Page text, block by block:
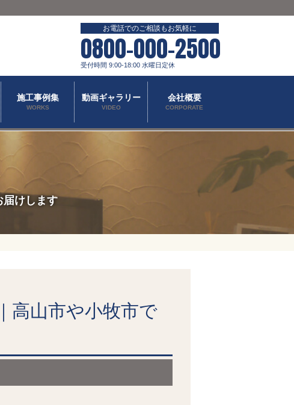
お電話でのご相談もお気軽に
0800-000-2500
受付時間 9:00-18:00 水曜日定休
施工事例集
WORKS
動画ギャラリー
VIDEO
会社概要
CORPORATE
届けします
高山市や小牧市で